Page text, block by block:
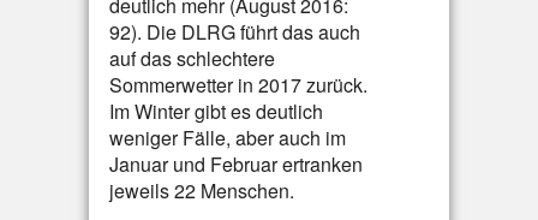
92). Die DLRG führt das auch
auf das schlechtere
Sommerwetter in 2017 zurück.
Im Winter gibt es deutlich
weniger Fälle, aber auch im
Januar und Februar ertranken
jeweils 22 Menschen.